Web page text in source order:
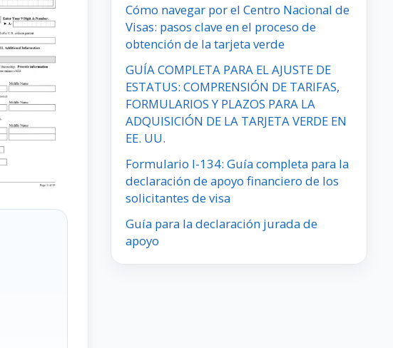
Cómo navegar por el Centro Nacional de
Visas: pasos clave en el proceso de
obtención de la tarjeta verde
GUÍA COMPLETA PARA EL AJUSTE DE
ESTATUS: COMPRENSIÓN DE TARIFAS,
FORMULARIOS Y PLAZOS PARA LA
ADQUISICIÓN DE LA TARJETA VERDE EN
EE. UU.
Formulario I-134: Guía completa para la
declaración de apoyo financiero de los
solicitantes de visa
Guía para la declaración jurada de
apoyo